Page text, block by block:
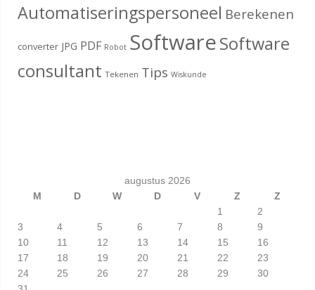
Automatiseringspersoneel Berekenen
converter JPG PDF Robot SoftwareSoftware
consultant Tekenen Tips Wiskunde
augustus 2026
M
D W D V Z
Z
1
2
3
4 5 6 7 8
9
10
11 12 13 14 15
16
17
18 19 20 21 22
23
24
25 26 27 28 29
30